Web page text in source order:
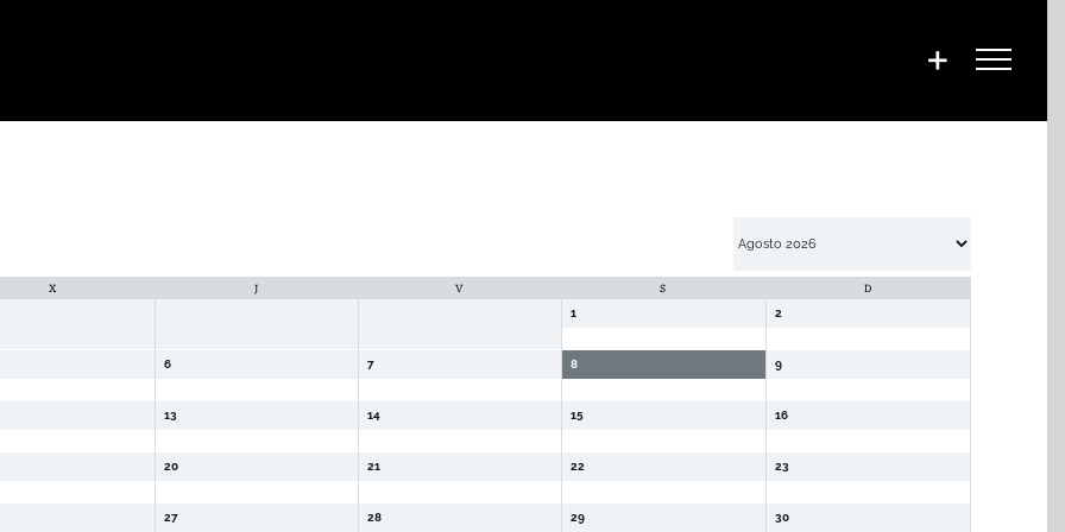
X J V S D
1 2
6 7 8 9
13 14 15 16
20 21 22 23
27 28 29 30